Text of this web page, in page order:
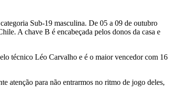
Sub-19 masculina. De 05 a 09 de outubro
A chave B é encabeçada pelos donos da casa e
técnico Léo Carvalho e é o maior vencedor com 16
atenção para não entrarmos no ritmo de jogo deles,